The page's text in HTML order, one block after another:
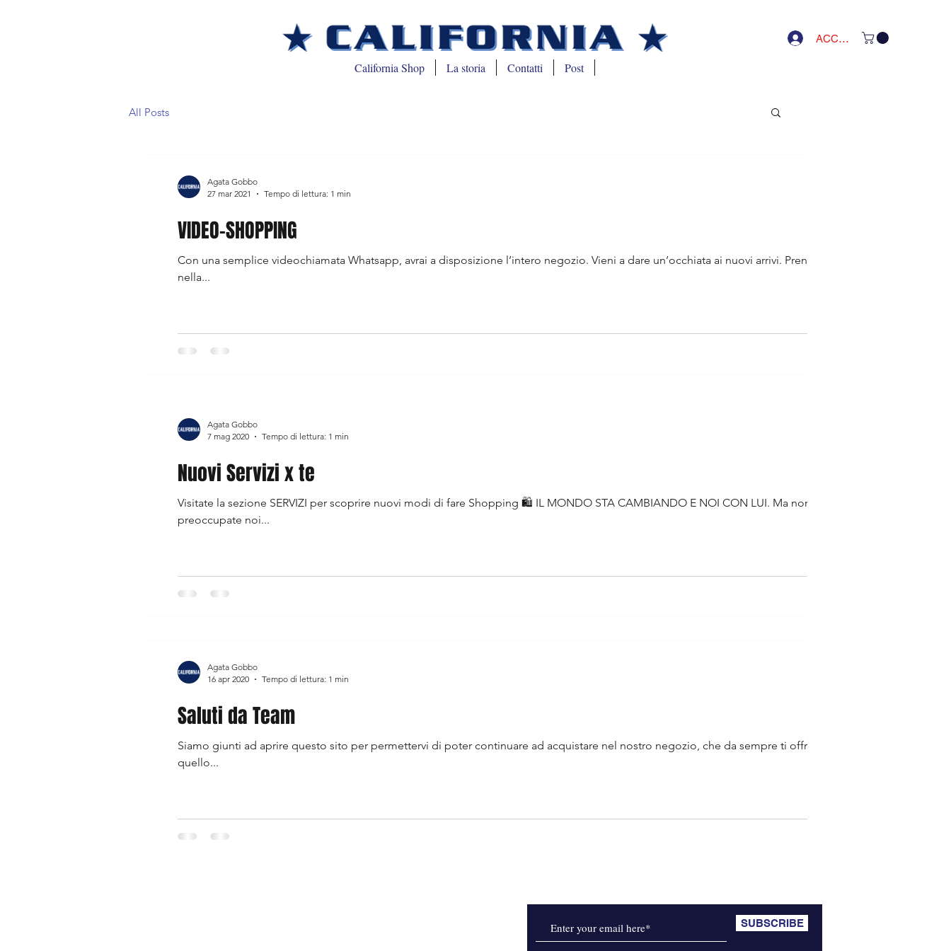
ACCEDI
California Shop La storia Contatti Post
All Posts
VIDEO-SHOPPING
Con una semplice videochiamata Whatsapp, avrai a disposizione l’intero negozio. Vieni a dare un’occhiata ai nuovi arrivi. Prenota
nella...
Agata Gobbo
27 mar 2021
Tempo di lettura: 1 min
Nuovi Servizi x te
Visitate la sezione SERVIZI per scoprire nuovi modi di fare Shopping 🛍 IL MONDO STA CAMBIANDO E NOI CON LUI. Ma non vi
preoccupate noi...
Agata Gobbo
7 mag 2020
Tempo di lettura: 1 min
Saluti da Team
Siamo giunti ad aprire questo sito per permettervi di poter continuare ad acquistare nel nostro negozio, che da sempre ti offre
quello...
Agata Gobbo
16 apr 2020
Tempo di lettura: 1 min
SUBSCRIBE